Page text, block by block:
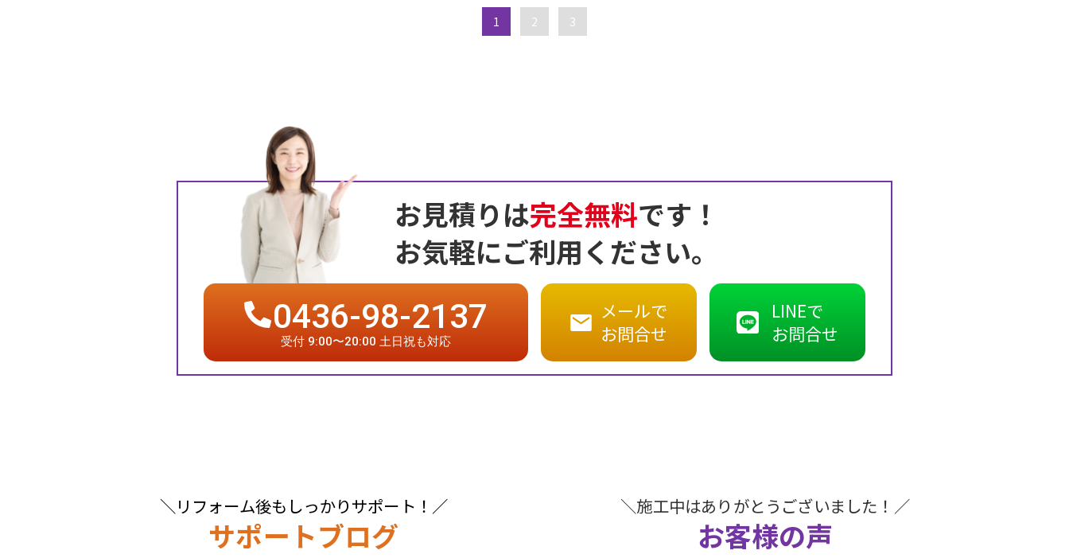
1 2 3
お見積りは完全無料です！
お気軽にご利用ください。
0436-98-2137
受付 9:00〜20:00 土日祝も対応
メールで
お問合せ
LINEで
お問合せ
＼リフォーム後もしっかりサポート！／
サポートブログ
＼施工中はありがとうございました！／
お客様の声